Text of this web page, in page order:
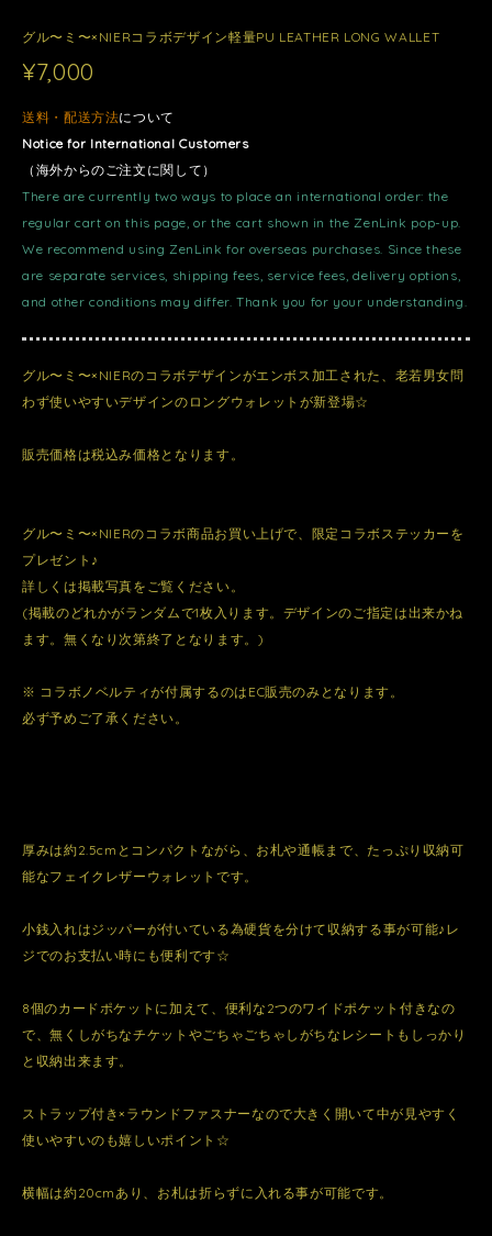
グル〜ミ〜×NIERコラボデザイン軽量PU LEATHER LONG WALLET
¥7,000
送料・配送方法について
Notice for International Customers
（海外からのご注文に関して）
There are currently two ways to place an international order: the
regular cart on this page, or the cart shown in the ZenLink pop-up.
We recommend using ZenLink for overseas purchases. Since these
are separate services, shipping fees, service fees, delivery options,
and other conditions may differ. Thank you for your understanding.
グル〜ミ〜×NIERのコラボデザインがエンボス加工された、老若男女問
わず使いやすいデザインのロングウォレットが新登場☆
販売価格は税込み価格となります。
グル〜ミ〜×NIERのコラボ商品お買い上げで、限定コラボステッカーを
プレゼント♪
詳しくは掲載写真をご覧ください。
(掲載のどれかがランダムで1枚入ります。デザインのご指定は出来かね
ます。無くなり次第終了となります。)
※ コラボノベルティが付属するのはEC販売のみとなります。
必ず予めご了承ください。
厚みは約2.5cmとコンパクトながら、お札や通帳まで、たっぷり収納可
能なフェイクレザーウォレットです。
小銭入れはジッパーが付いている為硬貨を分けて収納する事が可能♪レ
ジでのお支払い時にも便利です☆
8個のカードポケットに加えて、便利な2つのワイドポケット付きなの
で、無くしがちなチケットやごちゃごちゃしがちなレシートもしっかり
と収納出来ます。
ストラップ付き×ラウンドファスナーなので大きく開いて中が見やすく
使いやすいのも嬉しいポイント☆
横幅は約20cmあり、お札は折らずに入れる事が可能です。